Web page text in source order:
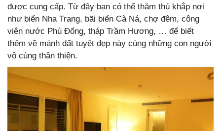
được cung cấp. Từ đây bạn có thể thăm thú khắp nơi
như biển Nha Trang, bãi biển Cà Ná, chợ đêm, công
viên nước Phù Đổng, tháp Trầm Hương, … để biết
thêm về mảnh đất tuyệt đẹp này cùng những con người
vô cùng thân thiện.